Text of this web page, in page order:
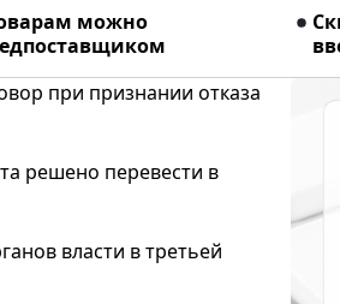
можно
при признании отказа
решено перевести в
власти в третьей